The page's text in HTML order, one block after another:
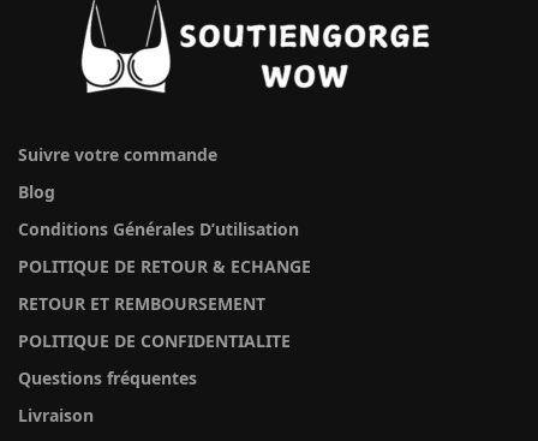
Suivre votre commande
Blog
Conditions Générales D’utilisation
POLITIQUE DE RETOUR & ECHANGE
RETOUR ET REMBOURSEMENT
POLITIQUE DE CONFIDENTIALITE
Questions fréquentes
Livraison